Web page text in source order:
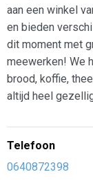
aan een winkel
en bieden
dit moment met
meewerken! We
brood, koffie,
altijd heel
Telefoon
0640872398